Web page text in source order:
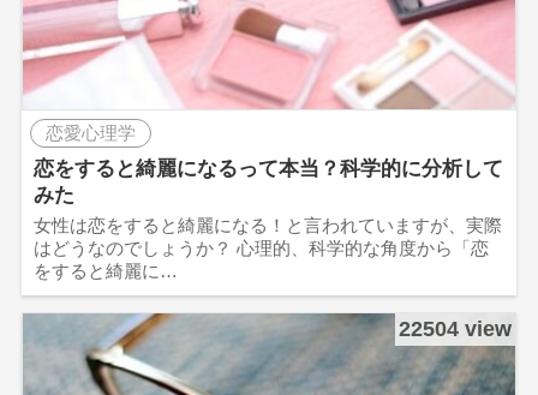
恋愛心理学
恋をすると綺麗になるって本当？科学的に分析して
みた
女性は恋をすると綺麗になる！と言われていますが、実際
はどうなのでしょうか？ 心理的、科学的な角度から「恋
をすると綺麗に…
22504 view